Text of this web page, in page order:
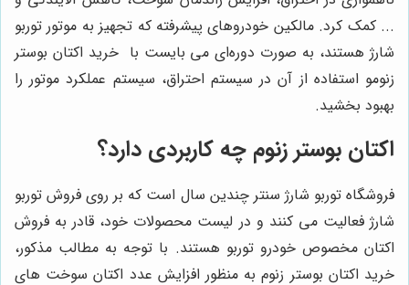
... کمک کرد. مالکین خودروهای پیشرفته که تجهیز به موتور توربو
شارژ هستند، به صورت دوره‌ای می بایست با خرید اکتان بوستر
زنومو استفاده از آن در سیستم احتراق، سیستم عملکرد موتور را
بهبود بخشید.
اکتان بوستر زنوم چه کاربردی دارد؟
فروشگاه توربو شارژ سنتر چندین سال است که بر روی فروش توربو
شارژ فعالیت می کنند و در لیست محصولات خود، قادر به فروش
اکتان مخصوص خودرو توربو هستند. با توجه به مطالب مذکور،
خرید اکتان بوستر زنوم به منظور افزایش عدد اکتان سوخت های